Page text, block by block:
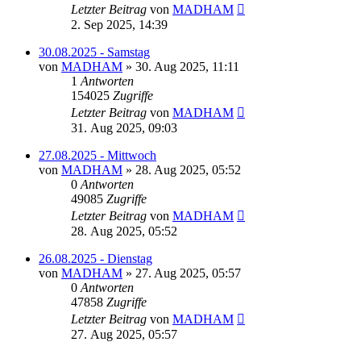
Letzter Beitrag von MADHAM
2. Sep 2025, 14:39
30.08.2025 - Samstag
von MADHAM » 30. Aug 2025, 11:11
1 Antworten
154025 Zugriffe
Letzter Beitrag von MADHAM
31. Aug 2025, 09:03
27.08.2025 - Mittwoch
von MADHAM » 28. Aug 2025, 05:52
0 Antworten
49085 Zugriffe
Letzter Beitrag von MADHAM
28. Aug 2025, 05:52
26.08.2025 - Dienstag
von MADHAM » 27. Aug 2025, 05:57
0 Antworten
47858 Zugriffe
Letzter Beitrag von MADHAM
27. Aug 2025, 05:57